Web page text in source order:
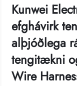
Kunwei
efghávirk
alþjóðlega
tengitækni
Wire